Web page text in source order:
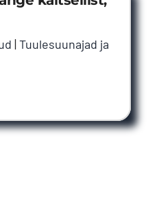
|Tuulesuunajad ja